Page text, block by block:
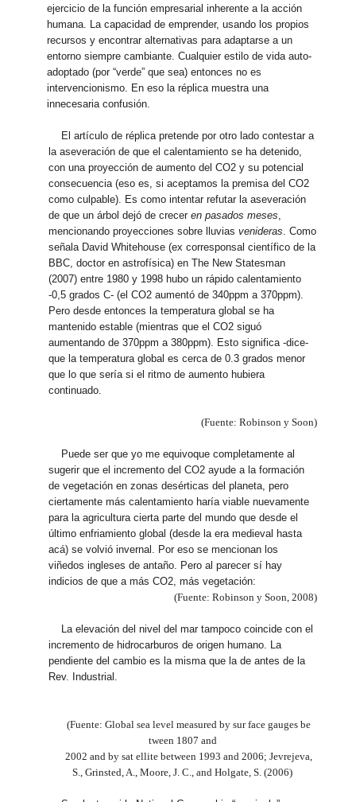
ejercicio de la función empresarial inherente a la acción
humana. La capacidad de emprender, usando los propios
recursos y encontrar alternativas para adaptarse a un
entorno siempre cambiante. Cualquier estilo de vida auto-
adoptado (por “verde” que sea) entonces no es
intervencionismo. En eso la réplica muestra una
innecesaria confusión.
El artículo de réplica pretende por otro lado contestar a
la aseveración de que el calentamiento se ha detenido,
con una proyección de aumento del CO2 y su potencial
consecuencia (eso es, si aceptamos la premisa del CO2
como culpable). Es como intentar refutar la aseveración
de que un árbol dejó de creceren pasados meses,
mencionando proyecciones sobre lluviasvenideras. Como
señala David Whitehouse (ex corresponsal científico de la
BBC, doctor en astrofísica) en The New Statesman
(2007) entre 1980 y 1998 hubo un rápido calentamiento
-0,5 grados C- (el CO2 aumentó de 340ppm a 370ppm).
Pero desde entonces la temperatura global se ha
mantenido estable (mientras que el CO2 siguó
aumentando de 370ppm a 380ppm). Esto significa -dice-
que la temperatura global es cerca de 0.3 grados menor
que lo que sería si el ritmo de aumento hubiera
continuado.
(Fuente: Robinson y Soon)
Puede ser que yo me equivoque completamente al
sugerir que el incremento del CO2 ayude a la formación
de vegetación en zonas desérticas del planeta, pero
ciertamente más calentamiento haría viable nuevamente
para la agricultura cierta parte del mundo que desde el
último enfriamiento global (desde la era medieval hasta
acá) se volvió invernal. Por eso se mencionan los
viñedos ingleses de antaño. Pero al parecer sí hay
indicios de que a más CO2, más vegetación:
(Fuente: Robinson y Soon, 2008)
La elevación del nivel del mar tampoco coincide con el
incremento de hidrocarburos de origen humano. La
pendiente del cambio es la misma que la de antes de la
Rev. Industrial.
(Fuente: Global sea level measured by sur face gauges be
tween 1807 and
2002 and by sat ellite between 1993 and 2006; Jevrejeva,
S., Grinsted, A., Moore, J. C., and Holgate, S. (2006)